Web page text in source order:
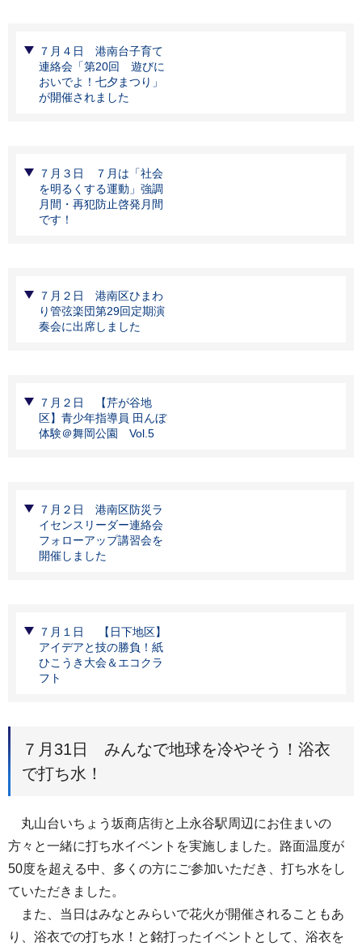
７月４日 港南台子育て
連絡会「第20回 遊びに
おいでよ！七夕まつり」
が開催されました
７月３日 ７月は「社会
を明るくする運動」強調
月間・再犯防止啓発月間
です！
７月２日 港南区ひまわ
り管弦楽団第29回定期演
奏会に出席しました
７月２日 【芹が谷地
区】青少年指導員 田んぼ
体験＠舞岡公園 Vol.5
７月２日 港南区防災ラ
イセンスリーダー連絡会
フォローアップ講習会を
開催しました
７月１日 【日下地区】
アイデアと技の勝負！紙
ひこうき大会＆エコクラ
フト
７月31日 みんなで地球を冷やそう！浴衣
で打ち水！
丸山台いちょう坂商店街と上永谷駅周辺にお住まいの
方々と一緒に打ち水イベントを実施しました。路面温度が
50度を超える中、多くの方にご参加いただき、打ち水をし
ていただきました。
また、当日はみなとみらいで花火が開催されることもあ
り、浴衣での打ち水！と銘打ったイベントとして、浴衣を